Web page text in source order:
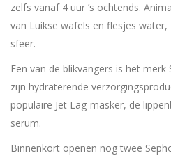
zelfs vanaf 4 uur ’s ochtends.
van Luikse wafels en flesjes
sfeer.
Een van de blikvangers is het
zijn hydraterende
populaire Jet Lag-masker, de
serum.
Binnenkort openen nog twee